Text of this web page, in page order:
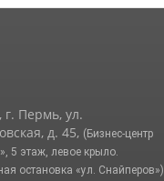
г. Пермь, ул.
д. 45, (Бизнес-центр
5 этаж, левое крыло.
остановка «ул. Снайперов»)